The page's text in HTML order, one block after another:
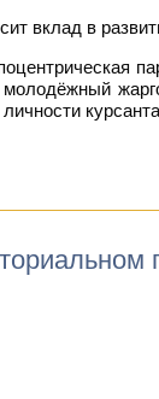
вклад в
молодёжный